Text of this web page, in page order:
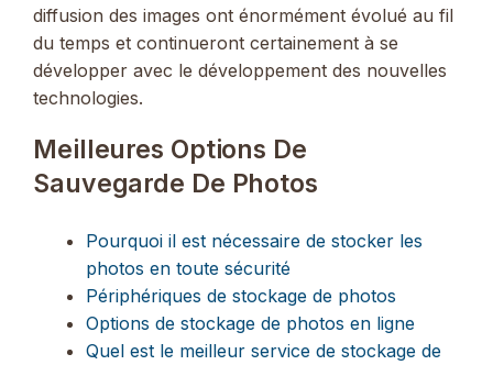
diffusion des images ont énormément évolué au fil
du temps et continueront certainement à se
développer avec le développement des nouvelles
technologies.
Meilleures Options De
Sauvegarde De Photos
Pourquoi il est nécessaire de stocker les
photos en toute sécurité
Périphériques de stockage de photos
Options de stockage de photos en ligne
Quel est le meilleur service de stockage de